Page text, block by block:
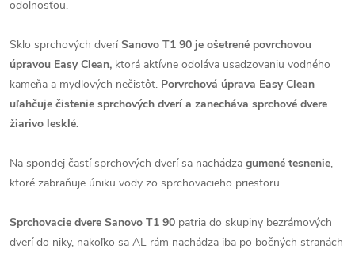
odolnosťou.
Sklo sprchových dveríSanovo T1 90 je ošetrené povrchovou
úpravou Easy Clean, ktorá aktívne odoláva usadzovaniu vodného
kameňa a mydlových nečistôt. Porvrchová úprava Easy Clean
uľahčuje čistenie sprchových dverí a zanecháva sprchové dvere
žiarivo lesklé.
Na spondej častí sprchových dverí sa nachádza gumené tesnenie,
ktoré zabraňuje úniku vody zo sprchovacieho priestoru.
Sprchovacie dvere Sanovo T1 90 patria do skupiny bezrámových
dverí do niky, nakoľko sa AL rám nachádza iba po bočných stranách